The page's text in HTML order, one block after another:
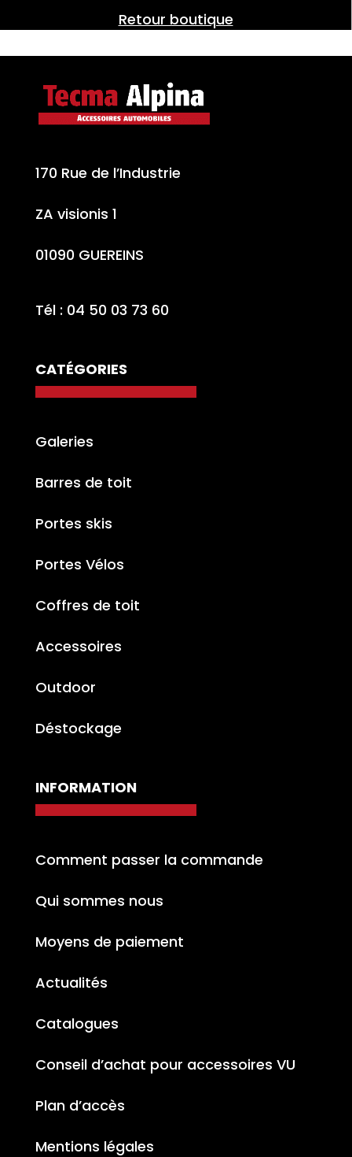
Retour boutique
170 Rue de l’Industrie
ZA visionis 1
01090 GUEREINS
Tél : 04 50 03 73 60
CATÉGORIES
Galeries
Barres de toit
Portes skis
Portes Vélos
Coffres de toit
Accessoires
Outdoor
Déstockage
INFORMATION
Comment passer la commande
Qui sommes nous
Moyens de paiement
Actualités
Catalogues
Conseil d’achat pour accessoires VU
Plan d’accès
Mentions légales